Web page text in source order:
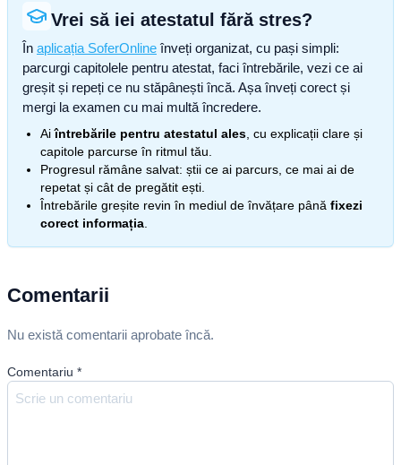
Vrei să iei atestatul fără stres?
În aplicația SoferOnline înveți organizat, cu pași simpli:
parcurgi capitolele pentru atestat, faci întrebările, vezi ce ai
greșit și repeți ce nu stăpânești încă. Așa înveți corect și
mergi la examen cu mai multă încredere.
Aiîntrebările pentru atestatul ales , cu explicații clare și
capitole parcurse în ritmul tău.
Progresul rămâne salvat: știi ce ai parcurs, ce mai ai de
repetat și cât de pregătit ești.
Întrebările greșite revin în mediul de învățare până fixezi
corect informația
Comentarii
Nu există comentarii aprobate încă.
Comentariu *